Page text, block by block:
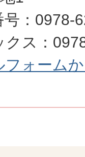
号：0978-
クス：
フォーム